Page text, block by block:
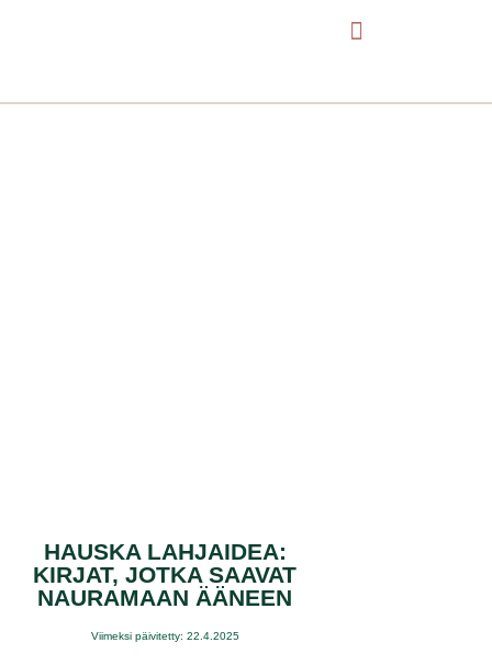
HAUSKA LAHJAIDEA:
KIRJAT, JOTKA SAAVAT
NAURAMAAN ÄÄNEEN
Viimeksi päivitetty: 22.4.2025